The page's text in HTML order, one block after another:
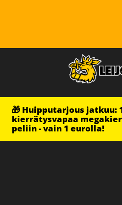
🎁 Huipputarjous jatkuu:
kierrätysvapaa
peliin - vain 1 eurolla!